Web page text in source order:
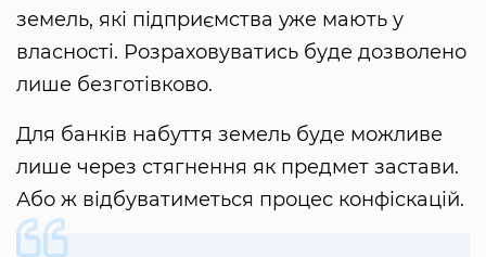
земель, які підприємства уже мають у
власності. Розраховуватись буде дозволено
лише безготівково.
Для банків набуття земель буде можливе
лише через стягнення як предмет застави.
Або ж відбуватиметься процес конфіскацій.